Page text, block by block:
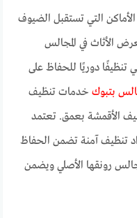
التي تستقبل الضيوف
الأثاث في المجالس
تنظيفًا دوريًا للحفاظ على
بتبوك خدمات تنظيف
الأقمشة بعمق. تعتمد
تنظيف آمنة تضمن الحفاظ
رونقها الأصلي ويضمن